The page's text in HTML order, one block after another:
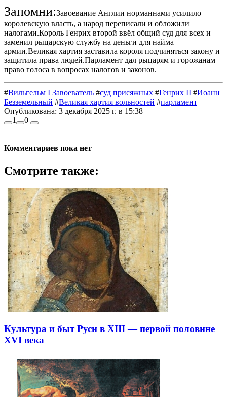
Запомни:Завоевание Англии норманнами усилило
королевскую власть, а народ переписали и обложили
налогами.Король Генрих второй ввёл общий суд для всех и
заменил рыцарскую службу на деньги для найма
армии.Великая хартия заставила короля подчиняться закону и
защитила права людей.Парламент дал рыцарям и горожанам
право голоса в вопросах налогов и законов.
#Вильгельм I Завоеватель #суд присяжных #Генрих II #Иоанн
Безземельный #Великая хартия вольностей #парламент
Опубликована: 3 декабря 2025 г. в 15:38
1
0
Комментариев пока нет
Смотрите также:
Культура и быт Руси в XIII — первой половине
XVI века